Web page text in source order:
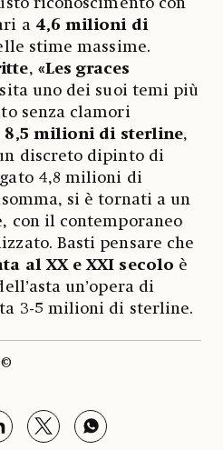
riconoscimento con
a4,6 milioni di
stime massime.
, «Les graces
uno dei suoi temi più
senza clamori
8,5 milioni di sterline,
discreto dipinto di
4,8 milioni di
si è tornati a un
con il contemporaneo
Basti pensare che
al XX e XXI secolo è
un’opera di
3-5 milioni di sterline.
©